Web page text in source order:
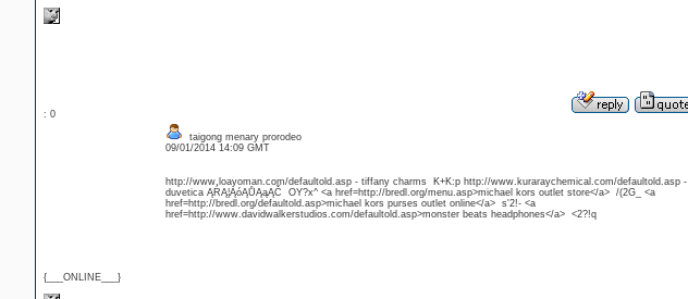
: 0
{___ONLINE___}
taigong menary prorodeo
09/01/2014 14:09 GMT
http://www.loayoman.com/defaultold.asp - tiffany charms K+K:p http://www.kuraraychemical.com/defaultold.asp -
duvetica ĄŔĄ¦ĄóĄŮĄąĄČ OY?x^ <a href=http://bredl.org/menu.asp>michael kors outlet store</a> /(2G_ <a
href=http://bredl.org/defaultold.asp>michael kors purses outlet online</a> s'2!- <a
href=http://www.davidwalkerstudios.com/defaultold.asp>monster beats headphones</a> <2?!q